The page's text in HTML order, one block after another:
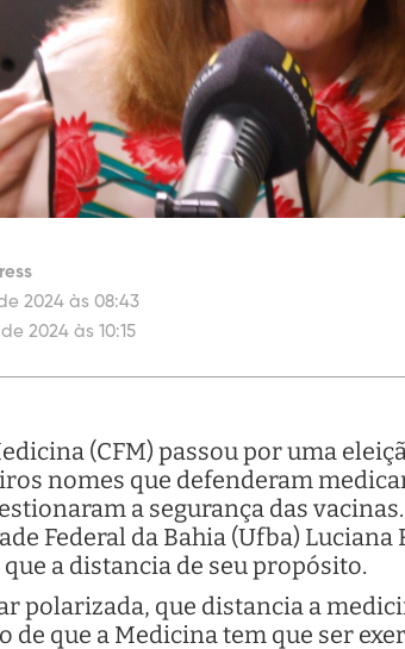
2024 às 08:43
2024 às 10:15
(CFM) passou por uma
nomes que defenderam
a segurança das
Federal da Bahia (Ufba)
a distancia de seu propósito.
polarizada, que distancia a
de que a Medicina tem que ser